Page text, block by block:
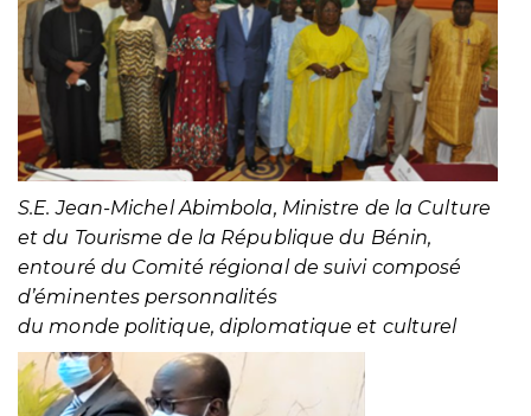
S.E. Jean-Michel Abimbola, Ministre de la Culture
et du Tourisme de la République du Bénin,
entouré du Comité régional de suivi composé
d’éminentes personnalités
du monde politique, diplomatique et culturel